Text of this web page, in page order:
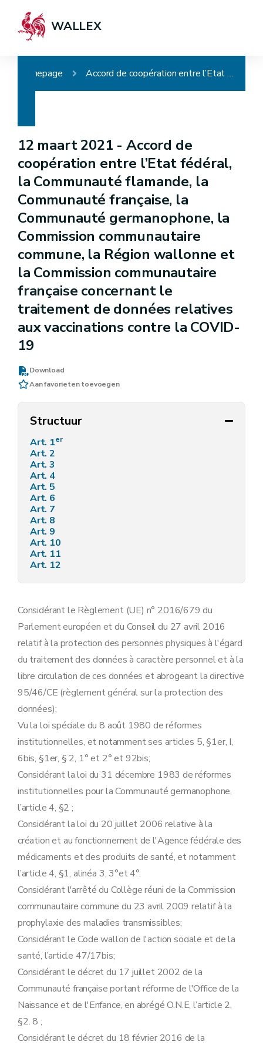
WALLEX
Homepage Accord de coopération entre l’Etat fédéral, la Communauté flamande, la Communauté française, la Communauté germanophone, la Commission communautaire commune, la Région wallonne et la Commission communautaire française concernant le traitement de données relatives aux vaccinations contre la COVID-19
12 maart 2021 -Accord de
coopération entre l’Etat fédéral,
la Communauté flamande, la
Communauté française, la
Communauté germanophone, la
Commission communautaire
commune, la Région wallonne et
la Commission communautaire
française concernant le
traitement de données relatives
aux vaccinations contre la COVID-
19
Download
Aan favorieten toevoegen
Structuur
Art. 1er
Art. 2
Art. 3
Art. 4
Art. 5
Art. 6
Art. 7
Art. 8
Art. 9
Art. 10
Art. 11
Art. 12
Considérant le Règlement (UE) n° 2016/679 du
Parlement européen et du Conseil du 27 avril 2016
relatif à la protection des personnes physiques à l'égard
du traitement des données à caractère personnel et à la
libre circulation de ces données et abrogeant la directive
95/46/CE (règlement général sur la protection des
données);
Vu la loi spéciale du 8 août 1980 de réformes
institutionnelles, et notamment ses articles 5, §1er, I,
6bis, §1er, § 2, 1° et 2° et 92bis;
Considérant la loi du 31 décembre 1983 de réformes
institutionnelles pour la Communauté germanophone,
l’article 4, §2 ;
Considérant la loi du 20 juillet 2006 relative à la
création et au fonctionnement de l'Agence fédérale des
médicaments et des produits de santé, et notamment
l’article 4, §1, alinéa 3, 3°et 4°.
Considérant l'arrêté du Collège réuni de la Commission
communautaire commune du 23 avril 2009 relatif à la
prophylaxie des maladies transmissibles;
Considérant le Code wallon de l'action sociale et de la
santé, l’article 47/17bis;
Considérant le décret du 17 juillet 2002 de la
Communauté française portant réforme de l'Office de la
Naissance et de l'Enfance, en abrégé O.N.E, l’article 2,
§2. 8 ;
Considérant le décret du 18 février 2016 de la